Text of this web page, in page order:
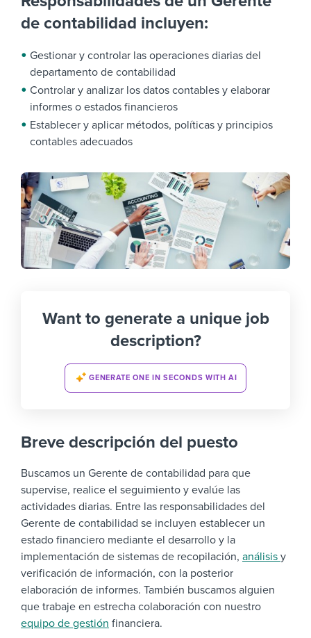
de contabilidad incluyen:
Gestionar y controlar las operaciones diarias del
departamento de contabilidad
Controlar y analizar los datos contables y elaborar
informes o estados financieros
Establecer y aplicar métodos, políticas y principios
contables adecuados
Want to generate a unique job
description?
GENERATE ONE IN SECONDS WITH AI
Breve descripción del puesto
Buscamos un Gerente de contabilidad para que
supervise, realice el seguimiento y evalúe las
actividades diarias. Entre las responsabilidades del
Gerente de contabilidad se incluyen establecer un
estado financiero mediante el desarrollo y la
implementación de sistemas de recopilación, análisis y
verificación de información, con la posterior
elaboración de informes. También buscamos alguien
que trabaje en estrecha colaboración con nuestro
equipo de gestión financiera.